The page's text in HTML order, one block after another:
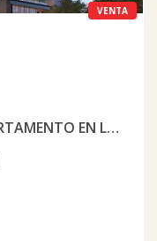
VENTA
EXCELENTE PROYECTO DE APARTAMENTO EN LA JULIA